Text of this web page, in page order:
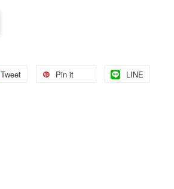
Tweet Pin it LINE